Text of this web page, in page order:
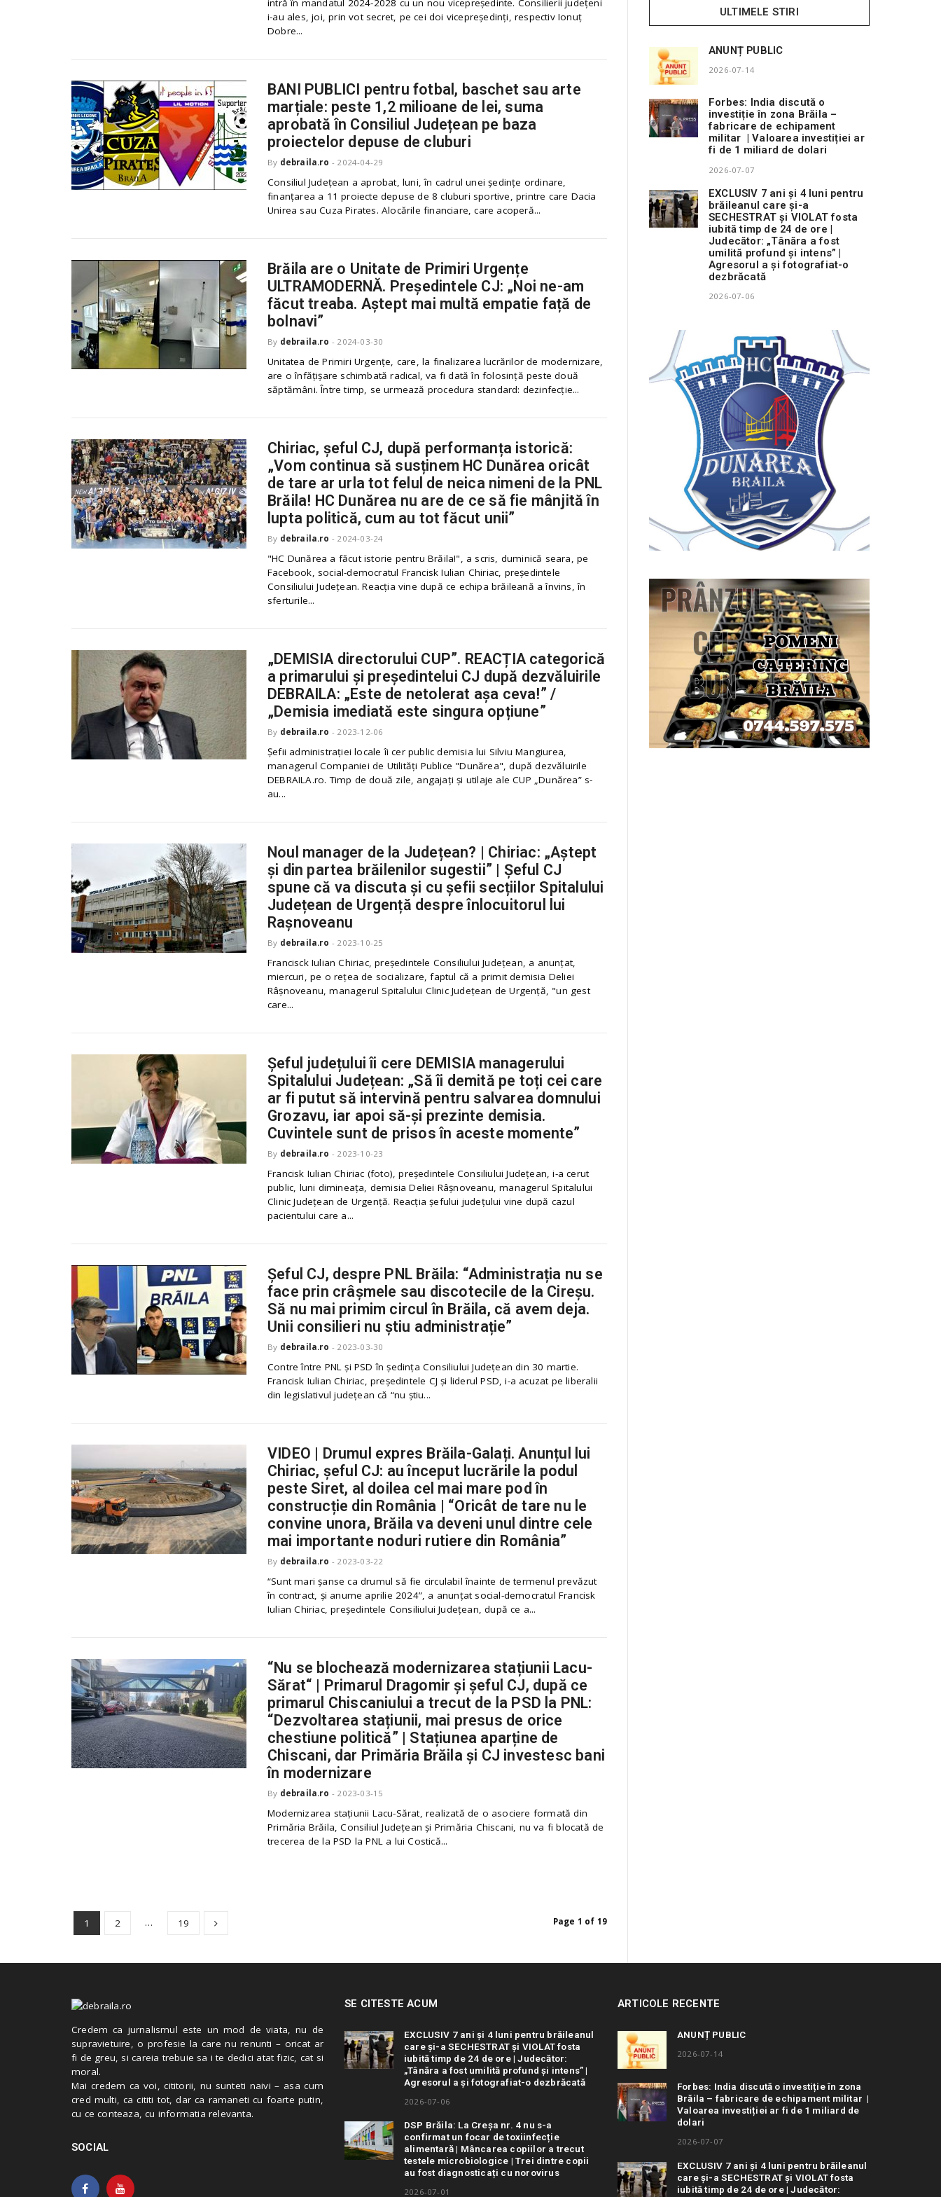
intră în mandatul 2024-2028 cu un nou vicepreședinte. Consilierii județeni
i-au ales, joi, prin vot secret, pe cei doi vicepreședinți, respectiv Ionuț
Dobre...
BANI PUBLICI pentru fotbal, baschet sau arte
marțiale: peste 1,2 milioane de lei, suma
aprobată în Consiliul Județean pe baza
proiectelor depuse de cluburi
By debraila.ro - 2024-04-29
Consiliul Județean a aprobat, luni, în cadrul unei ședințe ordinare,
finanțarea a 11 proiecte depuse de 8 cluburi sportive, printre care Dacia
Unirea sau Cuza Pirates. Alocările financiare, care acoperă...
Brăila are o Unitate de Primiri Urgențe
ULTRAMODERNĂ. Președintele CJ: „Noi ne-am
făcut treaba. Aștept mai multă empatie față de
bolnavi”
By debraila.ro - 2024-03-30
Unitatea de Primiri Urgențe, care, la finalizarea lucrărilor de modernizare,
are o înfățișare schimbată radical, va fi dată în folosință peste două
săptămâni. Între timp, se urmează procedura standard: dezinfecție...
Chiriac, șeful CJ, după performanța istorică:
„Vom continua să susținem HC Dunărea oricât
de tare ar urla tot felul de neica nimeni de la PNL
Brăila! HC Dunărea nu are de ce să fie mânjită în
lupta politică, cum au tot făcut unii”
By debraila.ro - 2024-03-24
"HC Dunărea a făcut istorie pentru Brăila!", a scris, duminică seara, pe
Facebook, social-democratul Francisk Iulian Chiriac, președintele
Consiliului Județean. Reacția vine după ce echipa brăileană a învins, în
sferturile...
„DEMISIA directorului CUP”. REACȚIA categorică
a primarului și președintelui CJ după dezvăluirile
DEBRAILA: „Este de netolerat așa ceva!” /
„Demisia imediată este singura opțiune”
By debraila.ro - 2023-12-06
Șefii administrației locale îi cer public demisia lui Silviu Mangiurea,
managerul Companiei de Utilități Publice "Dunărea", după dezvăluirile
DEBRAILA.ro. Timp de două zile, angajați și utilaje ale CUP „Dunărea” s-
au...
Noul manager de la Județean? | Chiriac: „Aștept
și din partea brăilenilor sugestii” | Șeful CJ
spune că va discuta și cu șefii secțiilor Spitalului
Județean de Urgență despre înlocuitorul lui
Rașnoveanu
By debraila.ro - 2023-10-25
Francisck Iulian Chiriac, președintele Consiliului Județean, a anunțat,
miercuri, pe o rețea de socializare, faptul că a primit demisia Deliei
Râșnoveanu, managerul Spitalului Clinic Județean de Urgență, "un gest
care...
Șeful județului îi cere DEMISIA managerului
Spitalului Județean: „Să îi demită pe toți cei care
ar fi putut să intervină pentru salvarea domnului
Grozavu, iar apoi să-și prezinte demisia.
Cuvintele sunt de prisos în aceste momente”
By debraila.ro - 2023-10-23
Francisk Iulian Chiriac (foto), președintele Consiliului Județean, i-a cerut
public, luni dimineața, demisia Deliei Râșnoveanu, managerul Spitalului
Clinic Județean de Urgență. Reacția șefului județului vine după cazul
pacientului care a...
Șeful CJ, despre PNL Brăila: “Administrația nu se
face prin crâșmele sau discotecile de la Cireșu.
Să nu mai primim circul în Brăila, că avem deja.
Unii consilieri nu știu administrație”
By debraila.ro - 2023-03-30
Contre între PNL și PSD în ședința Consiliului Județean din 30 martie.
Francisk Iulian Chiriac, președintele CJ și liderul PSD, i-a acuzat pe liberalii
din legislativul județean că “nu știu...
VIDEO | Drumul expres Brăila-Galați. Anunțul lui
Chiriac, șeful CJ: au început lucrările la podul
peste Siret, al doilea cel mai mare pod în
construcție din România | “Oricât de tare nu le
convine unora, Brăila va deveni unul dintre cele
mai importante noduri rutiere din România”
By debraila.ro - 2023-03-22
“Sunt mari șanse ca drumul să fie circulabil înainte de termenul prevăzut
în contract, și anume aprilie 2024”, a anunțat social-democratul Francisk
Iulian Chiriac, președintele Consiliului Județean, după ce a...
“Nu se blochează modernizarea stațiunii Lacu-
Sărat“ | Primarul Dragomir și șeful CJ, după ce
primarul Chiscaniului a trecut de la PSD la PNL:
“Dezvoltarea stațiunii, mai presus de orice
chestiune politică” | Stațiunea aparține de
Chiscani, dar Primăria Brăila și CJ investesc bani
în modernizare
By debraila.ro - 2023-03-15
Modernizarea stațiunii Lacu-Sărat, realizată de o asociere formată din
Primăria Brăila, Consiliul Județean și Primăria Chiscani, nu va fi blocată de
trecerea de la PSD la PNL a lui Costică...
1 2 … 19 Page 1 of 19
ULTIMELE STIRI
ANUNȚ PUBLIC
2026-07-14
Forbes: India discută o
investiție în zona Brăila –
fabricare de echipament
militar | Valoarea investiției ar
fi de 1 miliard de dolari
2026-07-07
EXCLUSIV 7 ani și 4 luni pentru
brăileanul care și-a
SECHESTRAT și VIOLAT fosta
iubită timp de 24 de ore |
Judecător: „Tânăra a fost
umilită profund și intens” |
Agresorul a și fotografiat-o
dezbrăcată
2026-07-06
Credem ca jurnalismul este un mod de viata, nu de
supravietuire, o profesie la care nu renunti – oricat ar
fi de greu, si careia trebuie sa i te dedici atat fizic, cat si
moral.
Mai credem ca voi, cititorii, nu sunteti naivi – asa cum
cred multi, ca cititi tot, dar ca ramaneti cu foarte putin,
cu ce conteaza, cu informatia relevanta.
SOCIAL
SE CITESTE ACUM
EXCLUSIV 7 ani și 4 luni pentru brăileanul
care și-a SECHESTRAT și VIOLAT fosta
iubită timp de 24 de ore | Judecător:
„Tânăra a fost umilită profund și intens” |
Agresorul a și fotografiat-o dezbrăcată
2026-07-06
DSP Brăila: La Creșa nr. 4 nu s-a
confirmat un focar de toxiinfecție
alimentară | Mâncarea copiilor a trecut
testele microbiologice | Trei dintre copii
au fost diagnosticați cu norovirus
2026-07-01
ARTICOLE RECENTE
ANUNȚ PUBLIC
2026-07-14
Forbes: India discută o investiție în zona
Brăila – fabricare de echipament militar |
Valoarea investiției ar fi de 1 miliard de
dolari
2026-07-07
EXCLUSIV 7 ani și 4 luni pentru brăileanul
care și-a SECHESTRAT și VIOLAT fosta
iubită timp de 24 de ore | Judecător: